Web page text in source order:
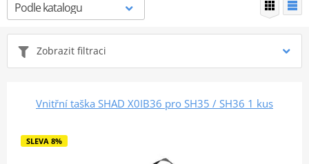
Zobrazit filtraci
Vnitřní taška SHAD X0IB36 pro SH35 / SH36 1 kus
SLEVA 8%